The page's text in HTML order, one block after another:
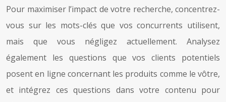
Pour maximiser l’impact de votre recherche, concentrez-
vous sur les mots-clés que vos concurrents utilisent,
mais que vous négligez actuellement. Analysez
également les questions que vos clients potentiels
posent en ligne concernant les produits comme le vôtre,
et intégrez ces questions dans votre contenu pour